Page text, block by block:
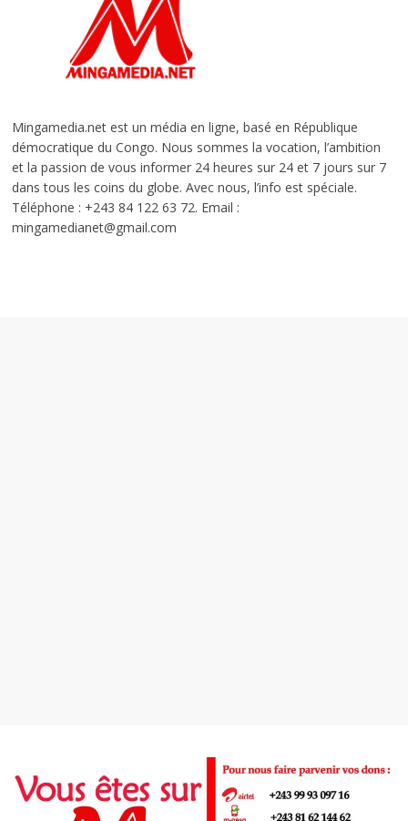
Mingamedia.net est un média en ligne, basé en République
démocratique du Congo. Nous sommes la vocation, l’ambition
et la passion de vous informer 24 heures sur 24 et 7 jours sur 7
dans tous les coins du globe. Avec nous, l’info est spéciale.
Téléphone : +243 84 122 63 72. Email :
mingamedianet@gmail.com